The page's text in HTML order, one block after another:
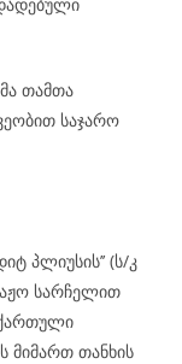
თამთა
საჯარო
პლიუსის’’ (ს/კ
სარჩელით
მიმართ თანხის